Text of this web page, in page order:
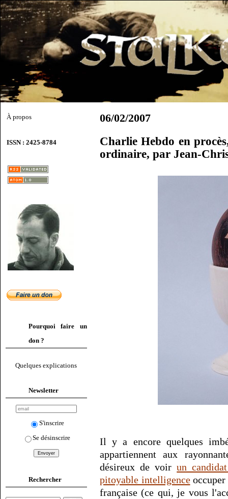
À propos
ISSN : 2425-8784
Pourquoi faire un
don ?
Quelques explications
Newsletter
S'inscrire
Se désinscrire
Rechercher
06/02/2007
Charlie Hebdo en
ordinaire, par Jean-
Il y a encore quelques
appartiennent aux
désireux de voirun
pitoyable intelligenceoccuper
française (ce qui, je vous